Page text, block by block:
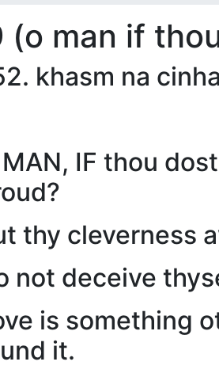
(o man if
khasm na
IF thou
thy cleverness
not deceive
is something
it.